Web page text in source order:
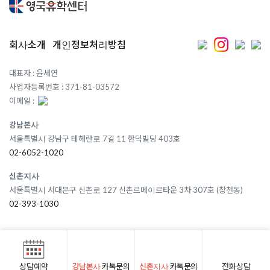
상담예약 강남본사카톡문의 신촌지사카톡문의 전화상담
회사소개 개인정보처리방침
대표자 : 윤세연
사업자등록번호 : 371-81-03572
이메일 :
강남본사
서울특별시 강남구 테헤란로 7길 11 한덕빌딩 403호
02-6052-1020
신촌지사
서울특별시 서대문구 신촌로 127 신촌르메이르타운 3차 307호 (창천동)
02-393-1030